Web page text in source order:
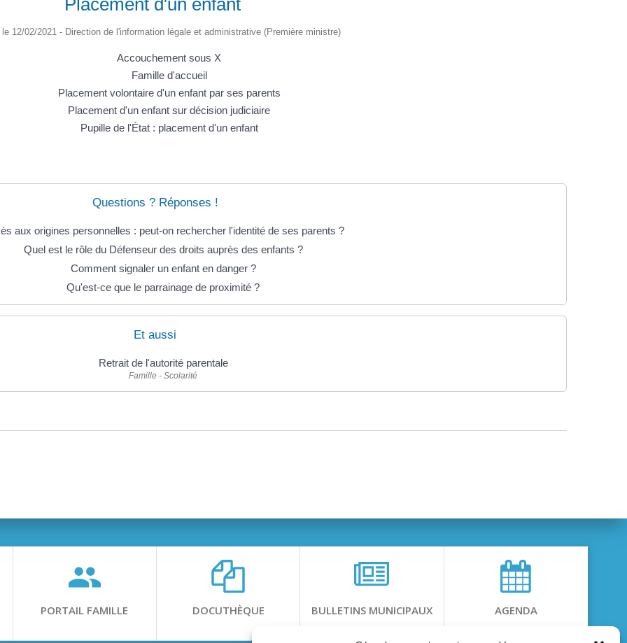
12/02/2021 - Direction de l'information légale et administrative (Première ministre)
Accouchement sous X
Famille d'accueil
Placement volontaire d'un enfant par ses parents
Placement d'un enfant sur décision judiciaire
Pupille de l'État : placement d'un enfant
Questions ? Réponses !
aux origines personnelles : peut-on rechercher l'identité de ses parents ?
Quel est le rôle du Défenseur des droits auprès des enfants ?
Comment signaler un enfant en danger ?
Qu'est-ce que le parrainage de proximité ?
Et aussi
Retrait de l'autorité parentale
Famille - Scolarité
PORTAIL FAMILLE DOCUTHÈQUE BULLETINS MUNICIPAUX AGENDA